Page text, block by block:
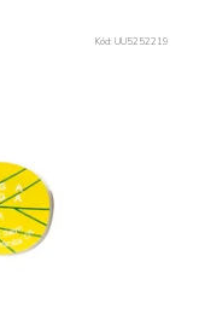
Kód: UU5252219